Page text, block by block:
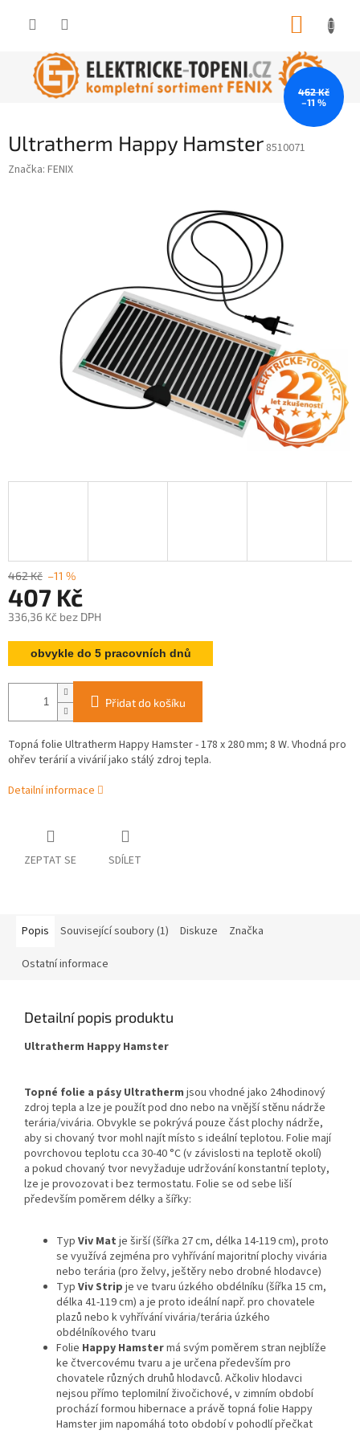
Ultratherm Happy Hamster 8510071
Značka: FENIX
462 Kč
–11 %
462 Kč –11 %
407 Kč
336,36 Kč bez DPH
Měrná
cena:obvykle do 5 pracovních dnů
Přidat do košíku
Topná folie Ultratherm Happy Hamster - 178 x 280 mm; 8 W. Vhodná pro
ohřev terárií a vivárií jako stálý zdroj tepla.
Detailní informace
ZEPTAT SE SDÍLET
Popis Související soubory (1) Diskuze Značka
Ostatní informace
Detailní popis produktu
Ultratherm Happy Hamster
Topné folie a pásy Ultratherm jsou vhodné jako 24hodinový
zdroj tepla a lze je použít pod dno nebo na vnější stěnu nádrže
terária/vivária. Obvykle se pokrývá pouze část plochy nádrže,
aby si chovaný tvor mohl najít místo s ideální teplotou. Folie mají
povrchovou teplotu cca 30-40 °C (v závislosti na teplotě okolí)
a pokud chovaný tvor nevyžaduje udržování konstantní teploty,
lze je provozovat i bez termostatu. Folie se od sebe liší
především poměrem délky a šířky:
Typ Viv Mat je širší (šířka 27 cm, délka 14-119 cm), proto
se využívá zejména pro vyhřívání majoritní plochy vivária
nebo terária (pro želvy, ještěry nebo drobné hlodavce)
Typ Viv Strip je ve tvaru úzkého obdélníku (šířka 15 cm,
délka 41-119 cm) a je proto ideální např. pro chovatele
plazů nebo k vyhřívání vivária/terária úzkého
obdélníkového tvaru
Folie Happy Hamstermá svým poměrem stran nejblíže
ke čtvercovému tvaru a je určena především pro
chovatele různých druhů hlodavců. Ačkoliv hlodavci
nejsou přímo teplomilní živočichové, v zimním období
prochází formou hibernace a právě topná folie Happy
Hamster jim napomáhá toto období v pohodlí přečkat